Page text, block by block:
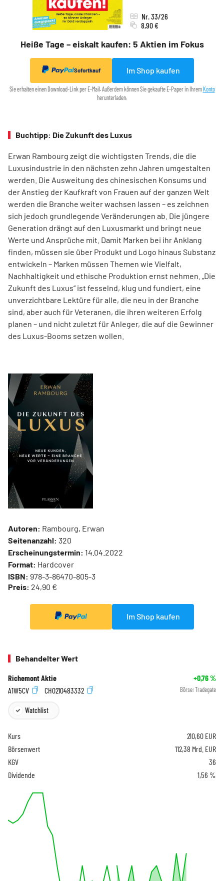
Heiße Tage – eiskalt kaufen: 5 Aktien im Fokus
Nr. 33/26
8,90 €
Sofortkauf Im Shop kaufen
Sie erhalten einen Download-Link per E-Mail. Außerdem können Sie gekaufte E-Paper in IhremKonto
herunterladen.
Buchtipp: Die Zukunft des Luxus
Erwan Rambourg zeigt die wichtigsten Trends, die die
Luxusindustrie in den nächsten zehn Jahren umgestalten
werden. Die Ausweitung des chinesischen Konsums und
der Anstieg der Kaufkraft von Frauen auf der ganzen Welt
werden die Branche weiter wachsen lassen – es zeichnen
sich jedoch grundlegende Veränderungen ab. Die jüngere
Generation drängt auf den Luxusmarkt und bringt neue
Werte und Ansprüche mit. Damit Marken bei ihr Anklang
finden, müssen sie über Produkt und Logo hinaus Substanz
entwickeln – Marken müssen Themen wie Vielfalt,
Nachhaltigkeit und ethische Produktion ernst nehmen. „Die
Zukunft des Luxus“ ist fesselnd, klug und fundiert, eine
unverzichtbare Lektüre für alle, die neu in der Branche
sind, aber auch für Veteranen, die ihren weiteren Erfolg
planen – und nicht zuletzt für Anleger, die auf die Gewinner
des Luxus-Booms setzen wollen.
Autoren: Rambourg, Erwan
Seitenanzahl: 320
Erscheinungstermin: 14.04.2022
Format: Hardcover
ISBN: 978-3-86470-805-3
Preis: 24,90 €
Im Shop kaufen
Behandelter Wert
Richemont Aktie +0,76%
A1W5CV
CH0210483332 Börse: Tradegate
Watchlist
Kurs 210,60 EUR
Börsenwert
112,38 Mrd. EUR
KGV
36
Dividende
1,56 %